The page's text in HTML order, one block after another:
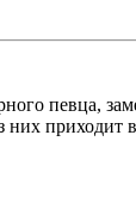
певца,
приходит